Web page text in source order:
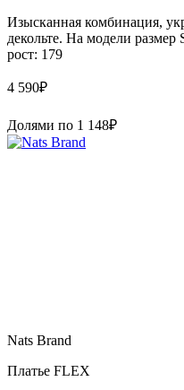
Изысканная комбинация,
декольте. На модели
рост: 179
4 590₽
Долями по 1 148₽
Nats Brand
Платье FLEX